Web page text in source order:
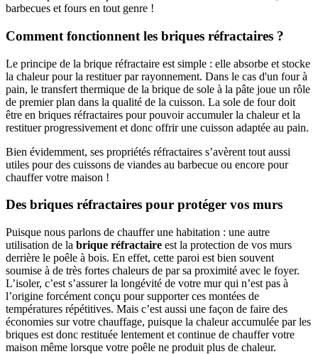
barbecues et fours en tout genre !
Comment fonctionnent les briques réfractaires ?
Le principe de la brique réfractaire est simple : elle absorbe et stocke
la chaleur pour la restituer par rayonnement. Dans le cas d'un four à
pain, le transfert thermique de la brique de sole à la pâte joue un rôle
de premier plan dans la qualité de la cuisson. La sole de four doit
être en briques réfractaires pour pouvoir accumuler la chaleur et la
restituer progressivement et donc offrir une cuisson adaptée au pain.
Bien évidemment, ses propriétés réfractaires s’avèrent tout aussi
utiles pour des cuissons de viandes au barbecue ou encore pour
chauffer votre maison !
Des briques réfractaires pour protéger vos murs
Puisque nous parlons de chauffer une habitation : une autre
utilisation de la brique réfractaire est la protection de vos murs
derrière le poêle à bois. En effet, cette paroi est bien souvent
soumise à de très fortes chaleurs de par sa proximité avec le foyer.
L’isoler, c’est s’assurer la longévité de votre mur qui n’est pas à
l’origine forcément conçu pour supporter ces montées de
températures répétitives. Mais c’est aussi une façon de faire des
économies sur votre chauffage, puisque la chaleur accumulée par les
briques est donc restituée lentement et continue de chauffer votre
maison même lorsque votre poêle ne produit plus de chaleur.